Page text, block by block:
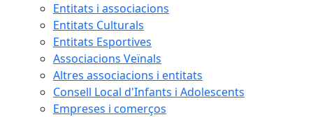
Entitats i associacions
Entitats Culturals
Entitats Esportives
Associacions Veïnals
Altres associacions i entitats
Consell Local d'Infants i Adolescents
Empreses i comerços